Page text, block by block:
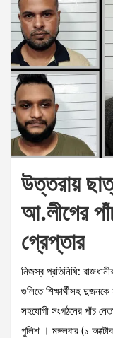
উত্তরায়
আ.লীগের
গ্রেপ্তার
নিজস্ব প্রতিনিধি:
গুলিতে শিক্ষার্থীসহ
সহযোগী সংগঠনের পাঁচ
পুলিশ । মঙ্গলবার (১